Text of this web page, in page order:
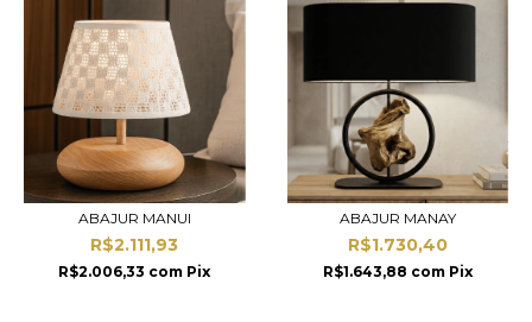
ABAJUR MANUI
R$2.111,93
R$2.006,33 com Pix
ABAJUR MANAY
R$1.730,40
R$1.643,88 com Pix